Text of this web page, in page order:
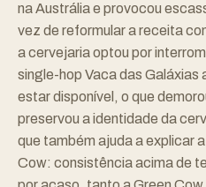
na Austrália e provocou
vez de reformular a receita
a cervejaria optou por
single-hop Vaca das Galáxias
estar disponível, o que
preservou a identidade da
que também ajuda a explicar
Cow: consistência acima de